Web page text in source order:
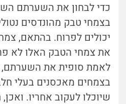
כדי לבחון את השערתם
יכולים לפרוח. בהתאם,
את צמחי הטבק האלו לא
לאמת סופית את